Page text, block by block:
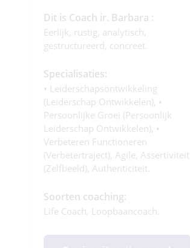
Dit is Coach ir. Barbara :
Eerlijk, rustig, analytisch,
gestructureerd, concreet.
Specialisaties:
• Leiderschapsontwikkeling
(leiderschap Ontwikkelen), •
Persoonlijke Groei (persoonlijk
Leiderschap Ontwikkelen), •
Verbeteren Functioneren
(verbetertraject), Agile, Assertiviteit
(zelfbeeld), Authenticiteit.
Soorten coaching:
Life Coach, Loopbaancoach.